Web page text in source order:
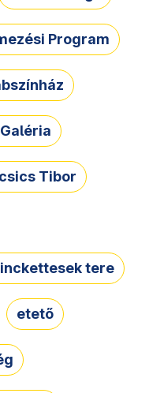
Program
Tibor
tere
etető